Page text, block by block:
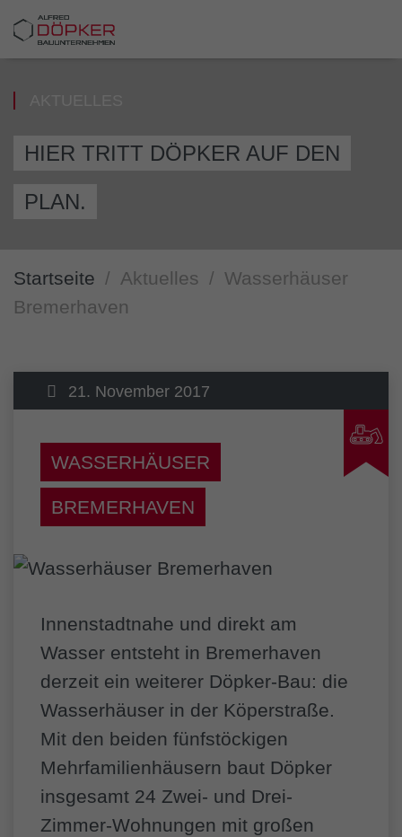
HIER TRITT DÖPKER AUF DEN
PLAN.
Startseite Aktuelles
Wasserhäuser
Bremerhaven
21. November 2017
WASSERHÄUSER
BREMERHAVEN
Innenstadtnahe und direkt am
Wasser entsteht in Bremerhaven
derzeit ein weiterer Döpker-Bau: die
Wasserhäuser in der Köperstraße.
Mit den beiden fünfstöckigen
Mehrfamilienhäusern baut Döpker
insgesamt 24 Zwei- und Drei-
Zimmer-Wohnungen mit großen